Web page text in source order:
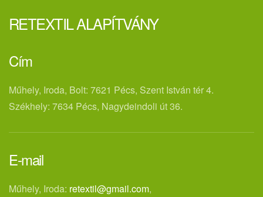
RETEXTIL ALAPÍTVÁNY
Cím
Műhely, Iroda, Bolt: 7621 Pécs, Szent István tér 4.
Székhely: 7634 Pécs, Nagydeindoli út 36.
E-mail
Műhely, Iroda: retextil@gmail.com,